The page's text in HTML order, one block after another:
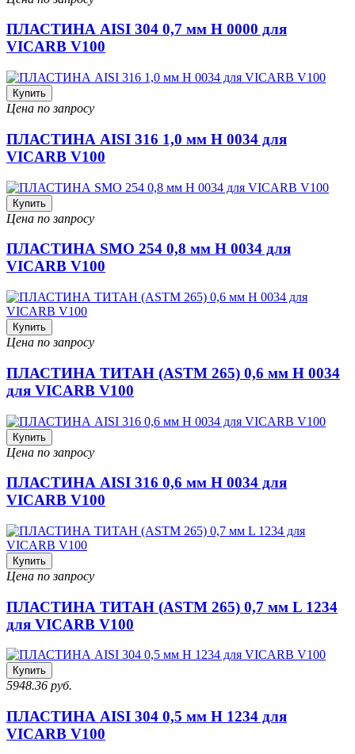
ПЛАСТИНА AISI 304 0,7 мм H 0000 для
VICARB V100
Купить
Цена по запросу
ПЛАСТИНА AISI 316 1,0 мм H 0034 для
VICARB V100
Купить
Цена по запросу
ПЛАСТИНА SMO 254 0,8 мм H 0034 для
VICARB V100
Купить
Цена по запросу
ПЛАСТИНА ТИТАН (ASTM 265) 0,6 мм H 0034
для VICARB V100
Купить
Цена по запросу
ПЛАСТИНА AISI 316 0,6 мм H 0034 для
VICARB V100
Купить
Цена по запросу
ПЛАСТИНА ТИТАН (ASTM 265) 0,7 мм L 1234
для VICARB V100
Купить
5948.36 руб.
ПЛАСТИНА AISI 304 0,5 мм H 1234 для
VICARB V100